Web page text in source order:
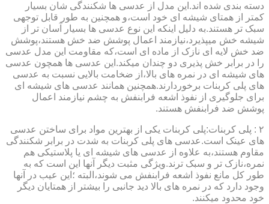
دسته بندی شده اند.این مدل از عدسی ها شکنندگی شان بسیار
کمتر از همتای شیشه ای خود است،و همچنین به طور قابل توجهی
سبک تر هستند.به دلیل اینکه این نوع عدسی ها بسیار آسان تر از
شیشه خش میپذیرد،نیازمند اعمال پوشش ضد خش هستند،پوشش
ضد خش لایه ای نازک از ماده ای است،که مقاومت این مدل عدسی
را در برابر خش پذیری دو چندان میکند.این عدسی ها همچون عدسی
های شیشه ای در نمره های بالا،از ضخامت بالایی نسبت به عدسی
های پلی کربنات برخوردارند.همچنین همانند عدسی های شیشه ای
برای جلوگیری از نفوذ اشعه فرابنفش به چشم نیازمند اعمال
پوشش ضد فرابنفش هستند.
۲ : پلی کربنات:پلی کربنات یکی از بهترین مواد برای ساختن عدسی
های عینک است.عدسی های پلی کربنات به شدت در برابر شکنندگی
مقاوم هستند،به علاوه از عدسی های شیشه ای یا پلاستیکی هم
نمره،نازک تر و سبک ترند.ویژگی مثبت دیگر آنها این است که به
طور کل مانع نفوذ اشعه فرابنفش می شوند،البته ؛این عیب در آنها
وجود دارد که در نمره های بالا دید جانبی را بیشتر از همتایان دیگر
خود محدود میکنند.